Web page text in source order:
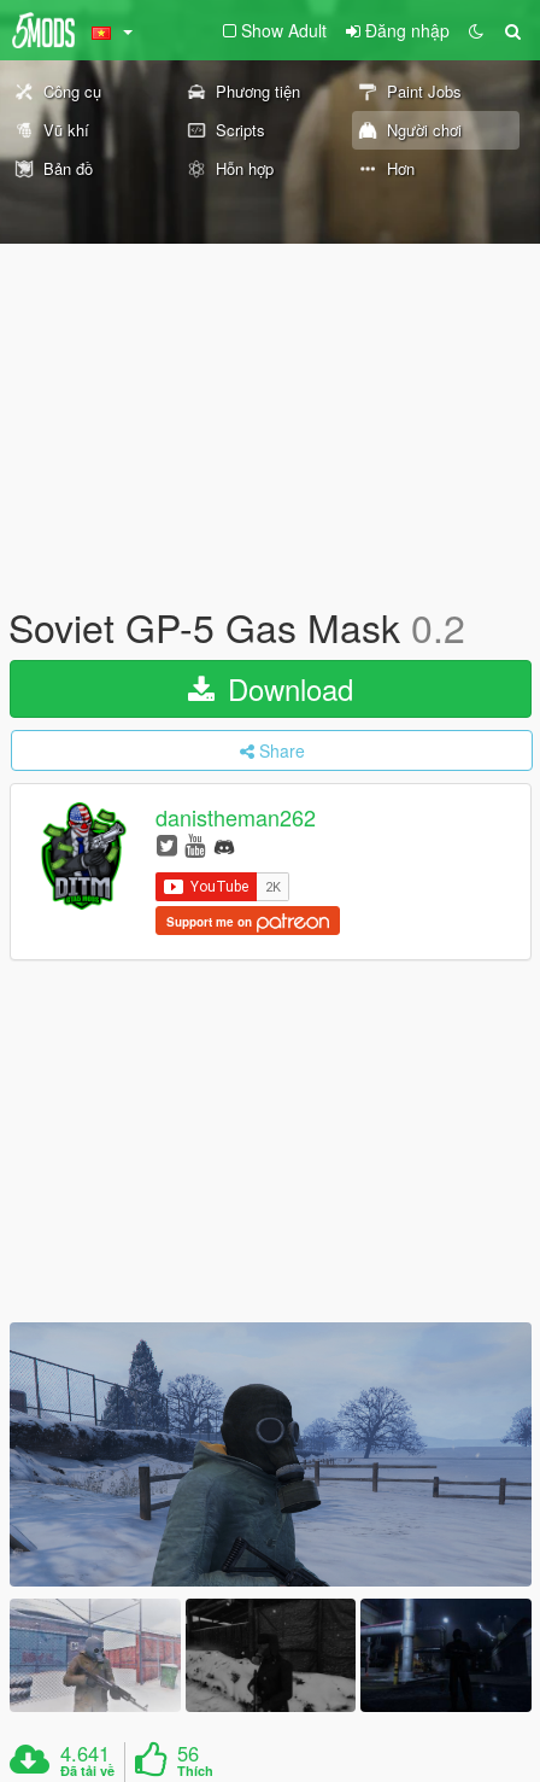
Show Adult Đăng nhập
Công cụ Phương tiện
Paint Jobs
Vũ khí
Scripts
Người chơi
Bản đồ
Hỗn hợp Hơn
Soviet GP-5 Gas Mask 0.2
Download
Share
danistheman262
Support me on
4.641
Đã tải về
56
Thích